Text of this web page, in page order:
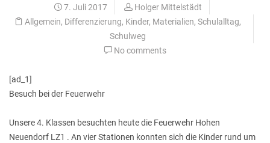
7. Juli 2017
Holger Mittelstädt
Allgemein, Differenzierung, Kinder, Materialien, Schulalltag,
Schulweg
No comments
[ad_1]
Besuch bei der Feuerwehr
Unsere 4. Klassen besuchten heute die Feuerwehr Hohen
Neuendorf LZ1 . An vier Stationen konnten sich die Kinder rund um